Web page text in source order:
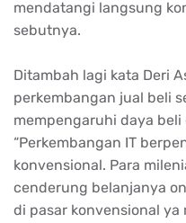
mendatangi langsung
sebutnya.
Ditambah lagi kata Deri
perkembangan jual beli
mempengaruhi daya beli
“Perkembangan IT
konvensional. Para
cenderung belanjanya
di pasar konvensional ya